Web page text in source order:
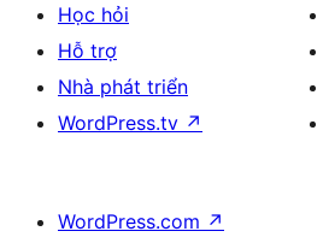
Học hỏi
Hỗ trợ
Nhà phát triển
WordPress.tv ↗
WordPress.com ↗